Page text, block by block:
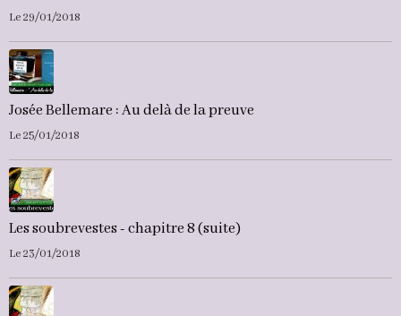
Le 29/01/2018
Josée Bellemare : Au delà de la preuve
Le 25/01/2018
Les soubrevestes - chapitre 8 (suite)
Le 23/01/2018